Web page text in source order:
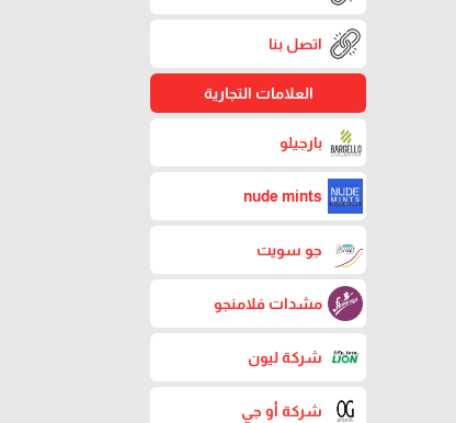
اتصل بنا
العلامات التجارية
بارجيلو
nude mints
جو سويت
مشدات فلامنجو
شركة ليون
شركة أو جي